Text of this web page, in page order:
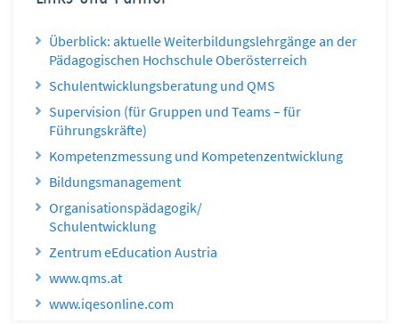
Überblick: aktuelle Weiterbildungslehrgänge an der
Pädagogischen Hochschule Oberösterreich
Schulentwicklungsberatung und QMS
Supervision (für Gruppen und Teams – für
Führungskräfte)
Kompetenzmessung und Kompetenzentwicklung
Bildungsmanagement
Organisationspädagogik/
Schulentwicklung
Zentrum eEducation Austria
www.qms.at
www.iqesonline.com